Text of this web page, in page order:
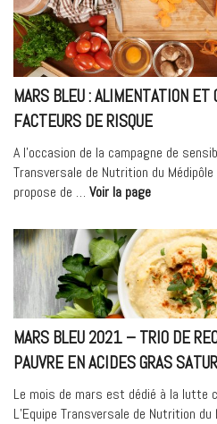
MARS BLEU : ALIMENTATION ET
FACTEURS DE RISQUE
A l’occasion de la campagne de
Transversale de Nutrition du
propose de … Voir la page« Mars
:
Alimentation
et
cancer
du
côlon
/
Les
facteurs
de
MARS BLEU 2021 – TRIO DE
PAUVRE EN ACIDES GRAS
Le mois de mars est dédié à la lutte
L’Equipe Transversale de Nutrition